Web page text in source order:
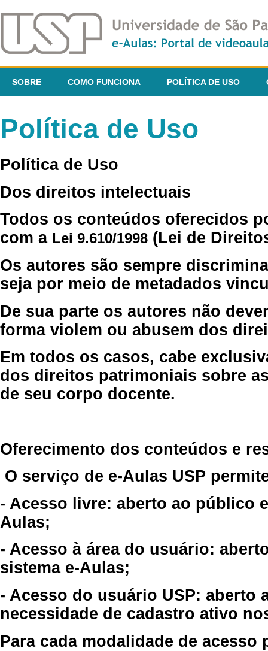
SOBRE COMO FUNCIONA POLÍTICA DE USO
Política de Uso
Política de Uso
Dos direitos intelectuais
Todos os conteúdos oferecidos
com a Lei 9.610/1998 (Lei de
Os autores são sempre
seja por meio de metadados
De sua parte os autores não
forma violem ou abusem dos
Em todos os casos, cabe
dos direitos patrimoniais sobre
de seu corpo docente.
Oferecimento dos conteúdos e
O serviço de e-Aulas USP
- Acesso livre: aberto ao público
Aulas;
- Acesso à área do usuário:
sistema e-Aulas;
- Acesso do usuário USP: aberto
necessidade de cadastro ativo
Para cada modalidade de